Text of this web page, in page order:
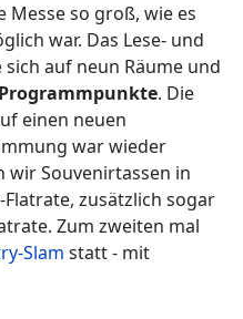
Messe so groß, wie es
war. Das Lese- und
auf neun Räume und
. Die
einen neuen
war wieder
Souvenirtassen in
zusätzlich sogar
Zum zweiten mal
Slam statt - mit